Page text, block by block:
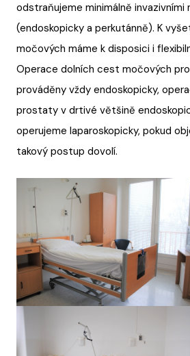
odstraňujeme minimálně invazivními
(endoskopicky a perkutánně). K
močových máme k disposici i
Operace dolních cest močových pro
prováděny vždy endoskopicky,
prostaty v drtivé většině
operujeme laparoskopicky, pokud
takový postup dovolí.